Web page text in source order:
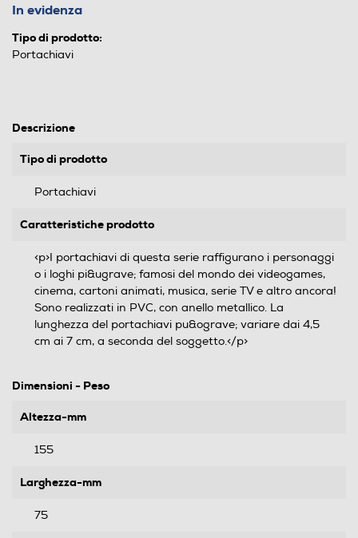
In evidenza
Tipo di prodotto:
Portachiavi
Descrizione
Tipo di prodotto
Portachiavi
Caratteristiche prodotto
<p>I portachiavi di questa serie raffigurano i personaggi
o i loghi pi&ugrave; famosi del mondo dei videogames,
cinema, cartoni animati, musica, serie TV e altro ancora!
Sono realizzati in PVC, con anello metallico. La
lunghezza del portachiavi pu&ograve; variare dai 4,5
cm ai 7 cm, a seconda del soggetto.</p>
Dimensioni - Peso
Altezza-mm
155
Larghezza-mm
75